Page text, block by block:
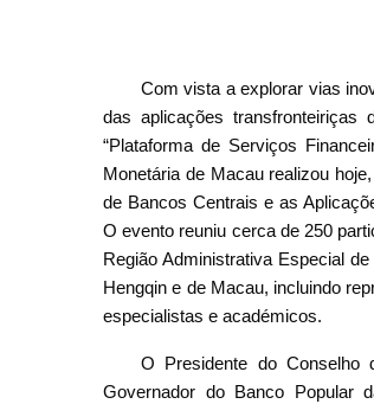
Com vista a explorar vias
das aplicações
“Plataforma de Serviços
Monetária de Macau realizou
de Bancos Centrais e as
O evento reuniu cerca de 250
Região Administrativa Especial
Hengqin e de Macau, incluindo
especialistas e académicos.
O Presidente do Conselho
Governador do Banco Popular